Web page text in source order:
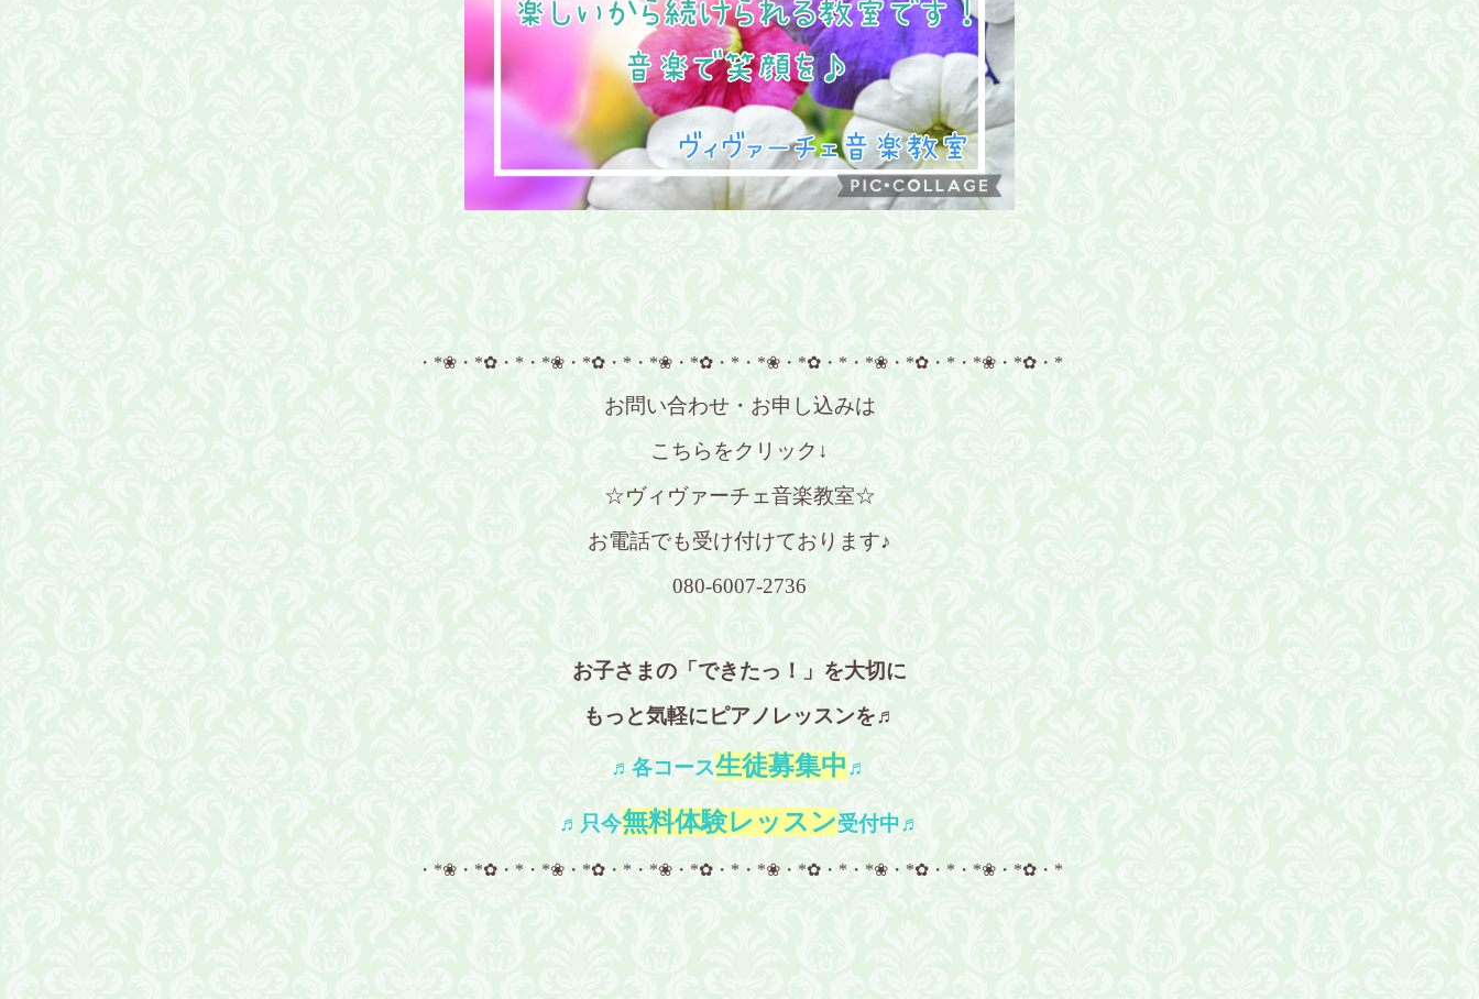
・*❀・*✿・*・*❀・*✿・*・*❀・*✿・*・*❀・*✿・*・*❀・*✿・*・*❀・*✿・*
お問い合わせ・お申し込みは
こちらをクリック↓
☆ヴィヴァーチェ音楽教室☆
お電話でも受け付けております♪
080-6007-2736
お子さまの「できたっ！」を大切に
もっと気軽にピアノレッスンを♬
♬各コース生徒募集中♬
♬只今無料体験レッスン受付中♬
・*❀・*✿・*・*❀・*✿・*・*❀・*✿・*・*❀・*✿・*・*❀・*✿・*・*❀・*✿・*